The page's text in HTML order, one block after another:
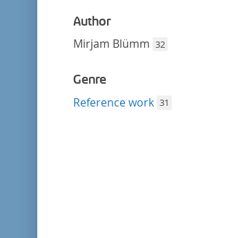
Author
Mirjam Blümm 32
Genre
Reference work 31